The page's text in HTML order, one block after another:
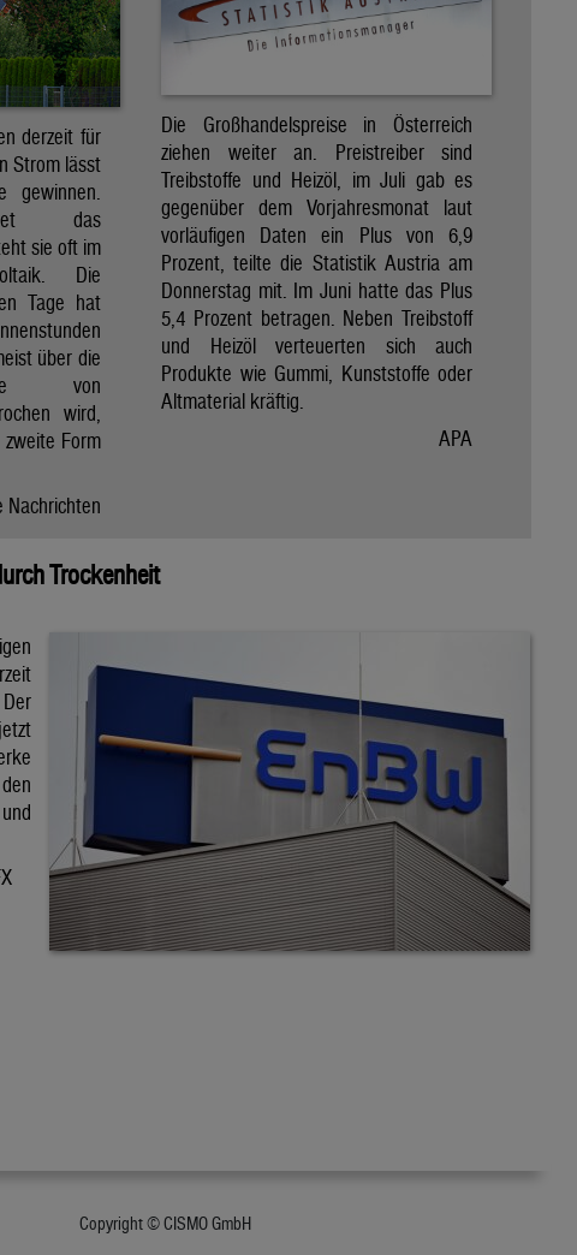
derzeit für
Strom lässt
gewinnen.
das
sie oft im
Die
Tage hat
über die
von
wird,
Form
Nachrichten
Die Großhandelspreise in Österreich
ziehen weiter an. Preistreiber sind
Treibstoffe und Heizöl, im Juli gab es
gegenüber dem Vorjahresmonat laut
vorläufigen Daten ein Plus von 6,9
Prozent, teilte die Statistik Austria am
Donnerstag mit. Im Juni hatte das Plus
5,4 Prozent betragen. Neben Treibstoff
und Heizöl verteuerten sich auch
Produkte wie Gummi, Kunststoffe oder
Altmaterial kräftig.
APA
Trockenheit
Copyright © CISMO GmbH